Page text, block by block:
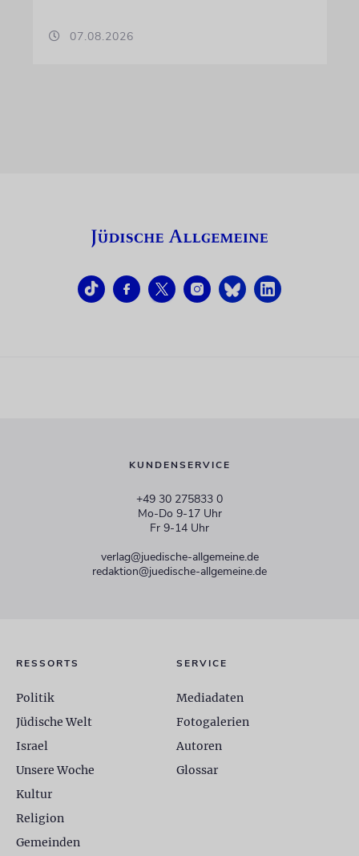
07.08.2026
KUNDENSERVICE
+49 30 275833 0
Mo-Do 9-17 Uhr
Fr 9-14 Uhr
verlag@juedische-allgemeine.de
redaktion@juedische-allgemeine.de
RESSORTS
Politik
Jüdische Welt
Israel
Unsere Woche
Kultur
Religion
Gemeinden
SERVICE
Mediadaten
Fotogalerien
Autoren
Glossar